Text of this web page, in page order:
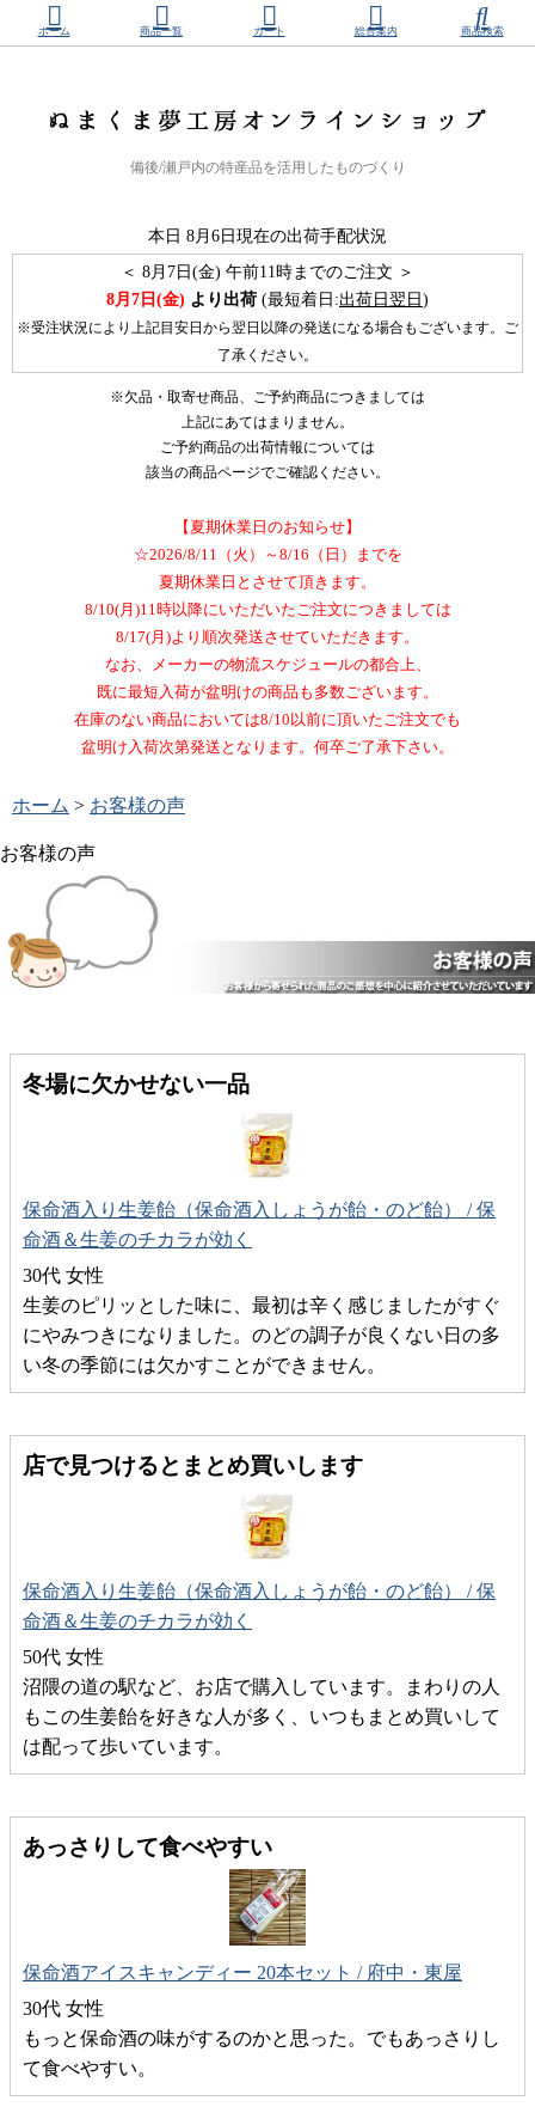
ホーム 商品一覧 カート 総合案内 商品検索
備後/瀬戸内の特産品を活用したものづくり
本日 8月6日現在の出荷手配状況
＜ 8月7日(金) 午前11時までのご注文 ＞
8月7日(金) より出荷 (最短着日:出荷日翌日)
※受注状況により上記目安日から翌日以降の発送になる場合もございます。ご
了承ください。
※欠品・取寄せ商品、ご予約商品につきましては
上記にあてはまりません。
ご予約商品の出荷情報については
該当の商品ページでご確認ください。
【夏期休業日のお知らせ】
☆2026/8/11（火）～8/16（日）までを
夏期休業日とさせて頂きます。
8/10(月)11時以降にいただいたご注文につきましては
8/17(月)より順次発送させていただきます。
なお、メーカーの物流スケジュールの都合上、
既に最短入荷が盆明けの商品も多数ございます。
在庫のない商品においては8/10以前に頂いたご注文でも
盆明け入荷次第発送となります。何卒ご了承下さい。
ホーム > お客様の声
お客様の声
冬場に欠かせない一品
保命酒入り生姜飴（保命酒入しょうが飴・のど飴） / 保
命酒＆生姜のチカラが効く
30代 女性
生姜のピリッとした味に、最初は辛く感じましたがすぐ
にやみつきになりました。のどの調子が良くない日の多
い冬の季節には欠かすことができません。
店で見つけるとまとめ買いします
保命酒入り生姜飴（保命酒入しょうが飴・のど飴） / 保
命酒＆生姜のチカラが効く
50代 女性
沼隈の道の駅など、お店で購入しています。まわりの人
もこの生姜飴を好きな人が多く、いつもまとめ買いして
は配って歩いています。
あっさりして食べやすい
保命酒アイスキャンディー 20本セット / 府中・東屋
30代 女性
もっと保命酒の味がするのかと思った。でもあっさりし
て食べやすい。